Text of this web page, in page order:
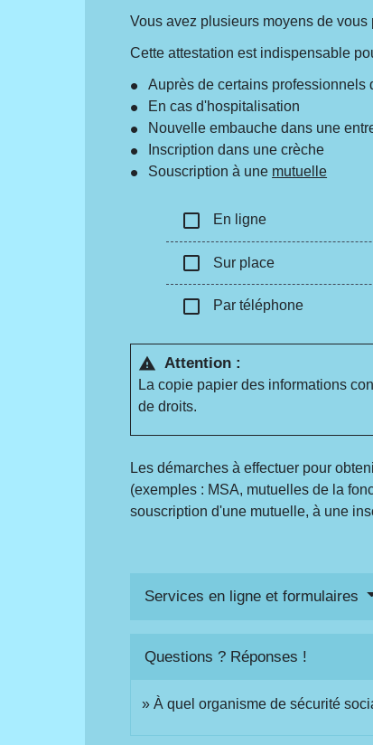
Vous avez plusieurs moyens de
Cette attestation est indispensable
Auprès de certains professionnels
En cas d'hospitalisation
Nouvelle embauche dans une
Inscription dans une crèche
Souscription à une mutuelle
check_box_outline_blank En ligne
check_box_outline_blank Sur place
check_box_outline_blank Par téléphone
warning Attention :
La copie papier des informations
de droits.
Les démarches à effectuer pour
(exemples : MSA, mutuelles de la
souscription d'une mutuelle, à une
Services en ligne et formulaires
Questions ? Réponses !
À quel organisme de sécurité